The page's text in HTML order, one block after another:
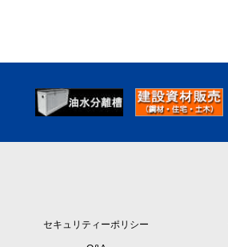
セキュリティーポリシー